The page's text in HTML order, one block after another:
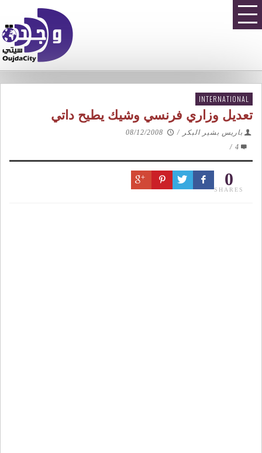
INTERNATIONAL
تعديل وزاري فرنسي وشيك يطيح داتي
باريس بشير البكر /
08/12/2008
4
/
0
SHARES